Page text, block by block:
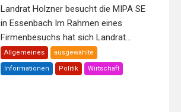
Landrat Holzner besucht die MIPA SE
in Essenbach Im Rahmen eines
Firmenbesuchs hat sich Landrat...
Allgemeines ausgewählte
Informationen Politik Wirtschaft